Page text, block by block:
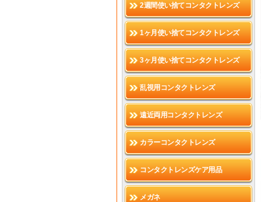
2週間使い捨てコンタクトレンズ
1ヶ月使い捨てコンタクトレンズ
3ヶ月使い捨てコンタクトレンズ
乱視用コンタクトレンズ
遠近両用コンタクトレンズ
カラーコンタクトレンズ
コンタクトレンズケア用品
メガネ